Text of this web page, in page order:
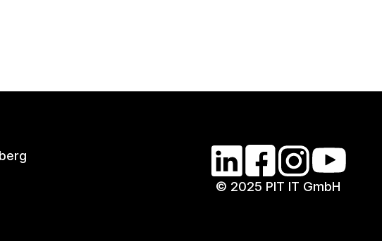
© 2025 PIT IT GmbH